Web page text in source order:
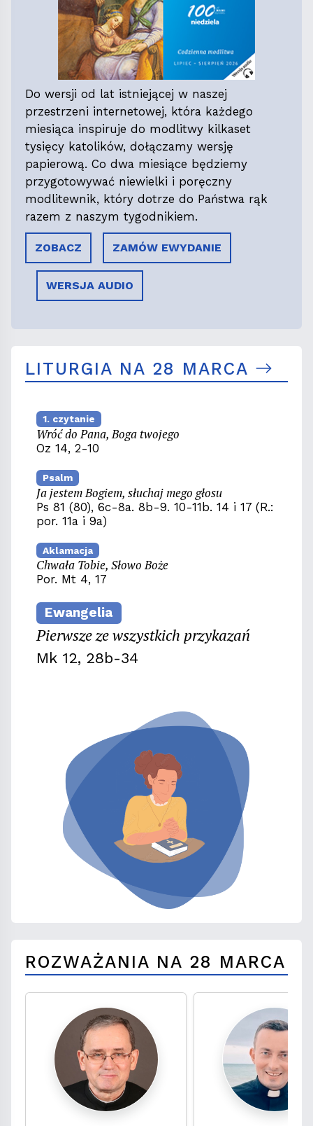
Do wersji od lat istniejącej w naszej
przestrzeni internetowej, która każdego
miesiąca inspiruje do modlitwy kilkaset
tysięcy katolików, dołączamy wersję
papierową. Co dwa miesiące będziemy
przygotowywać niewielki i poręczny
modlitewnik, który dotrze do Państwa rąk
razem z naszym tygodnikiem.
ZOBACZ ZAMÓW EWYDANIE
WERSJA AUDIO
LITURGIA NA 28 MARCA
1. czytanie
Wróć do Pana, Boga twojego
Oz 14, 2-10
Psalm
Ja jestem Bogiem, słuchaj mego głosu
Ps 81 (80), 6c-8a. 8b-9. 10-11b. 14 i 17 (R.:
por. 11a i 9a)
Aklamacja
Chwała Tobie, Słowo Boże
Por. Mt 4, 17
Ewangelia
Pierwsze ze wszystkich przykazań
Mk 12, 28b-34
ROZWAŻANIA NA 28 MARCA